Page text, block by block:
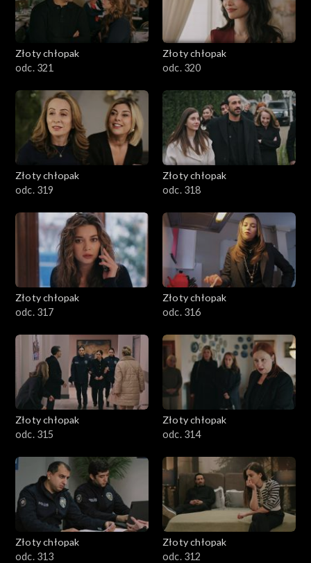
Złoty chłopak
odc. 321
Złoty chłopak
odc. 320
Złoty chłopak
odc. 319
Złoty chłopak
odc. 318
Złoty chłopak
odc. 317
Złoty chłopak
odc. 316
Złoty chłopak
odc. 315
Złoty chłopak
odc. 314
Złoty chłopak
odc. 313
Złoty chłopak
odc. 312